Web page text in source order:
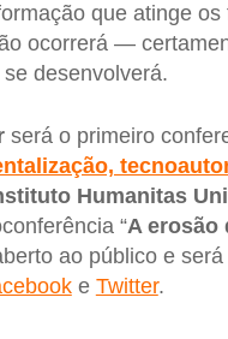
que atinge
ocorrerá —
desenvolverá.
será o primeiro
Humanitas
“A erosão
ao público e
e Twitter.